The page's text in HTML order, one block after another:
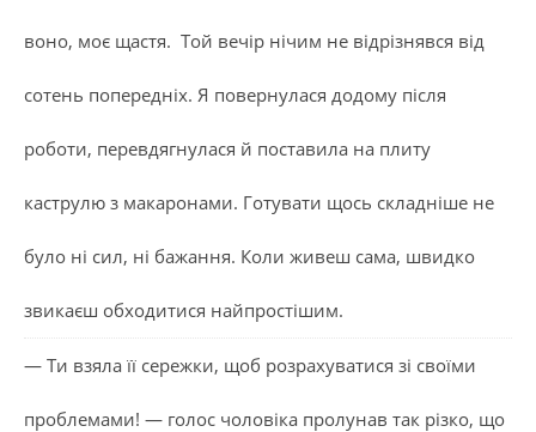
воно, моє щастя. Той вечір нічим не відрізнявся від
сотень попередніх. Я повернулася додому після
роботи, перевдягнулася й поставила на плиту
каструлю з макаронами. Готувати щось складніше не
було ні сил, ні бажання. Коли живеш сама, швидко
звикаєш обходитися найпростішим.
— Ти взяла її сережки, щоб розрахуватися зі своїми
проблемами! — голос чоловіка пролунав так різко, що